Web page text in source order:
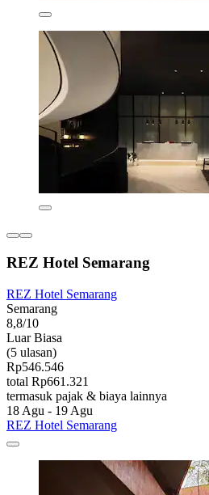
REZ Hotel Semarang
REZ Hotel Semarang
Semarang
8,8/10
Luar Biasa
(5 ulasan)
Rp546.546
total Rp661.321
termasuk pajak & biaya lainnya
18 Agu - 19 Agu
REZ Hotel Semarang